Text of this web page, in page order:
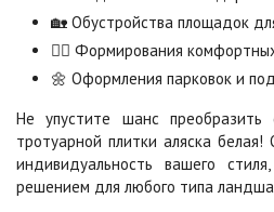
Стоун
1 040 ₽/м2
Черная
840 ₽/м 2
🏡 Обустройства площадок
🚶‍♂️ Формирования
🌼 Оформления парковок и
Не упустите шанс
тротуарной плитки аляска
индивидуальность вашего
решением для любого типа